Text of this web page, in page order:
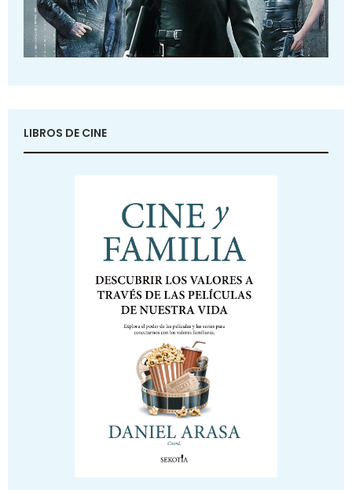
LIBROS DE CINE